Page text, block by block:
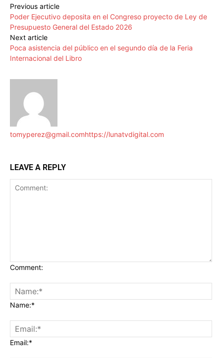
Previous article
Poder Ejecutivo deposita en el Congreso proyecto de Ley de
Presupuesto General del Estado 2026
Next article
Poca asistencia del público en el segundo día de la Feria
Internacional del Libro
tomyperez@gmail.comhttps://lunatvdigital.com
LEAVE A REPLY
Comment:
Name:*
Email:*